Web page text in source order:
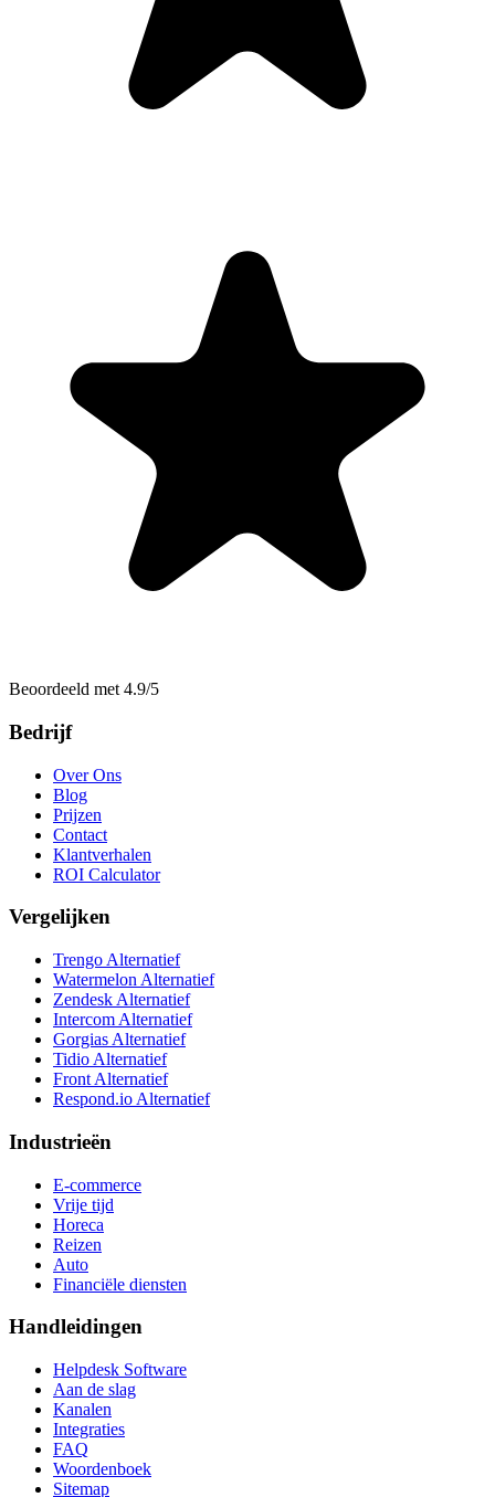
Beoordeeld met 4.9/5
Bedrijf
Over Ons
Blog
Prijzen
Contact
Klantverhalen
ROI Calculator
Vergelijken
Trengo Alternatief
Watermelon Alternatief
Zendesk Alternatief
Intercom Alternatief
Gorgias Alternatief
Tidio Alternatief
Front Alternatief
Respond.io Alternatief
Industrieën
E-commerce
Vrije tijd
Horeca
Reizen
Auto
Financiële diensten
Handleidingen
Helpdesk Software
Aan de slag
Kanalen
Integraties
FAQ
Woordenboek
Sitemap